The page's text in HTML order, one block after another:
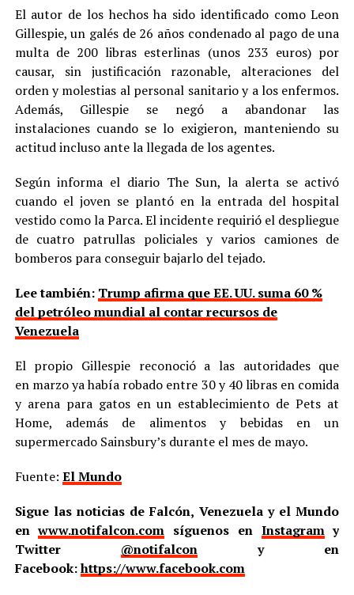
El autor de los hechos ha sido identificado como Leon
Gillespie, un galés de 26 años condenado al pago de una
multa de 200 libras esterlinas (unos 233 euros) por
causar, sin justificación razonable, alteraciones del
orden y molestias al personal sanitario y a los enfermos.
Además, Gillespie se negó a abandonar las
instalaciones cuando se lo exigieron, manteniendo su
actitud incluso ante la llegada de los agentes.
Según informa el diario The Sun, la alerta se activó
cuando el joven se plantó en la entrada del hospital
vestido como la Parca. El incidente requirió el despliegue
de cuatro patrullas policiales y varios camiones de
bomberos para conseguir bajarlo del tejado.
Lee también: Trump afirma que EE. UU. suma 60 %
del petróleo mundial al contar recursos de
Venezuela
El propio Gillespie reconoció a las autoridades que
en marzo ya había robado entre 30 y 40 libras en comida
y arena para gatos en un establecimiento de Pets at
Home, además de alimentos y bebidas en un
supermercado Sainsbury’s durante el mes de mayo.
Fuente: El Mundo
Sigue las noticias de Falcón, Venezuela y el Mundo
enwww.notifalcon.com síguenos en Instagramy
Twitter @notifalcony en
Facebook:https://www.facebook.com